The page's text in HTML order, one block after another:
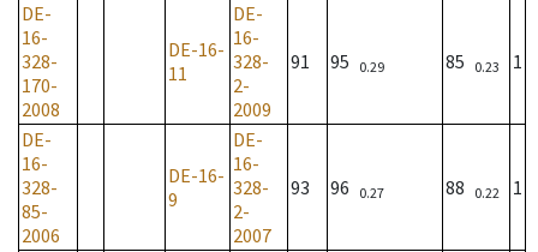
DE-
16-
328-
170-
2008
DE-16-
11
DE-
16-
328-
2-
2009
91 95 0.29 85 0.23 1
DE-
16-
328-
85-
2006
DE-16-
9
DE-
16-
328-
2-
2007
93 96 0.27 88 0.22 1